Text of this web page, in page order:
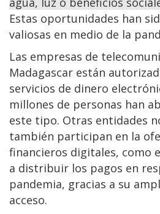
Estas oportunidades han
valiosas en medio de la
Las empresas de
Madagascar están
servicios de dinero
millones de personas han
este tipo. Otras entidades
también participan en la
financieros digitales, como
a distribuir los pagos en
pandemia, gracias a su
acceso.